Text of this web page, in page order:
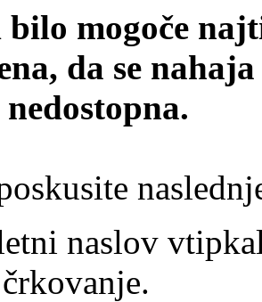
mogoče
da se
naslov